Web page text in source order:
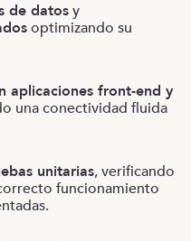
de datosy
optimizando su
aplicaciones front-end y
una conectividad fluida
unitarias, verificando
funcionamiento